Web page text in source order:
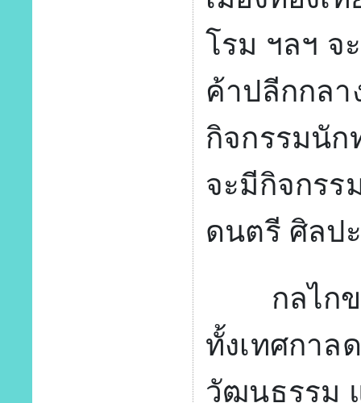
โรม ฯลฯ จ
ค้าปลีกกล
กิจกรรมนัก
จะมีกิจกรร
ดนตรี ศิลป
กลไกขอ
ทั้งเทศกาล
วัฒนธรรม